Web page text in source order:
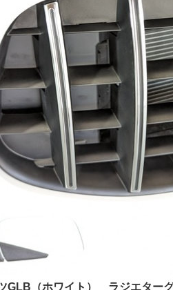
GLB（ホワイト） ラジエターグ